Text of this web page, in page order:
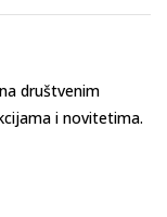
društvenim
i novitetima.